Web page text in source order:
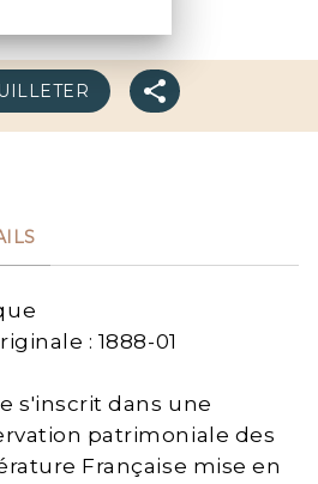
: 1888-01
s'inscrit dans une
patrimoniale des
Française mise en